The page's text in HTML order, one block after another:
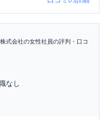
式会社の女性社員の評判・口コ
なし